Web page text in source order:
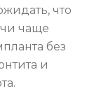
что
чаще
без
и